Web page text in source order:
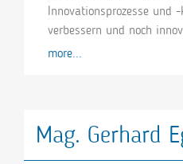
Innovationsprozesse und
verbessern und noch
more...
Mag. Gerhard